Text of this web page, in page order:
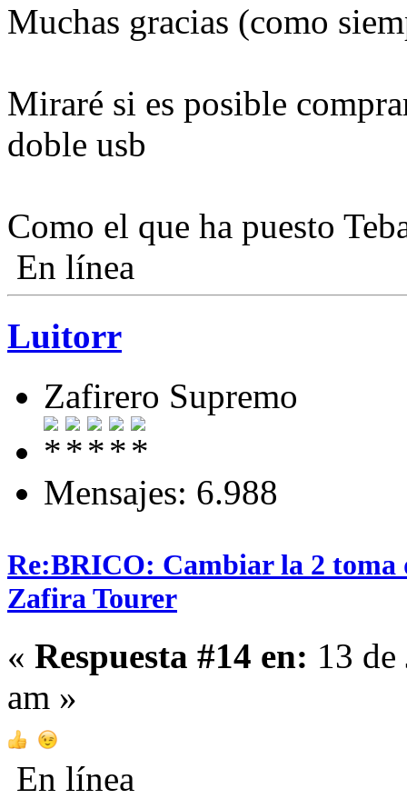
Muchas gracias (como
Miraré si es posible
doble usb
Como el que ha puesto
En línea
Luitorr
Zafirero Supremo
Mensajes: 6.988
Re:BRICO: Cambiar la 2 toma
Zafira Tourer
« Respuesta #14 en: 13
am »
En línea